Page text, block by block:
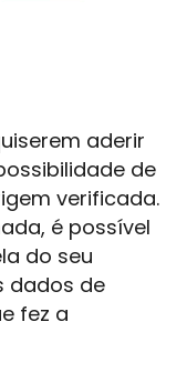
aderir
de
verificada.
é possível
do seu
dados de
fez a